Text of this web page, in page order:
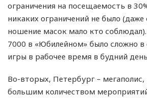
ограничения на посещаемость в
никаких ограничений не было
ношение масок мало кто
7000 в «Юбилейном» было сложно в
игры в рабочее время в будний
Во-вторых, Петербург – мегаполис,
большим количеством